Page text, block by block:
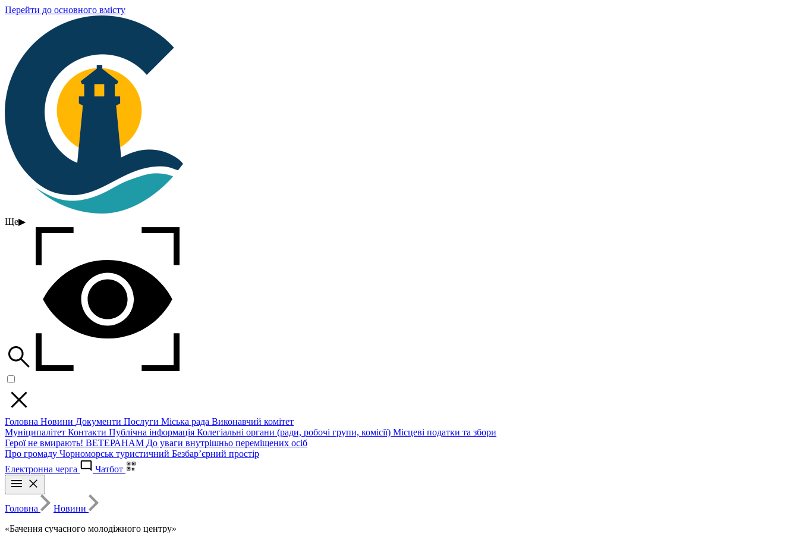
Перейти до основного вмісту
Ще▶
Головна Новини Документи Послуги Міська рада Виконавчий комітет
Муніципалітет Контакти Публічна інформація Колегіальні органи (ради, робочі групи, комісії) Місцеві податки та збори
Герої не вмирають! ВЕТЕРАНАМ До уваги внутрішньо переміщених осіб
Про громаду Чорноморськ туристичний Безбар’єрний простір
Електронна черга
Чатбот
Головна
Новини
«Бачення сучасного молодіжного центру»